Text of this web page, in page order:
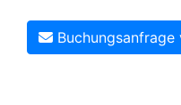
Buchungsanfrage